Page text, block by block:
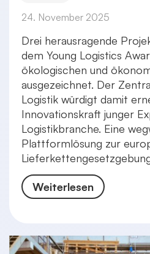
24. November 2025
Drei herausragende
dem Young Logistics
ökologischen und
ausgezeichnet. Der
Logistik würdigt damit
Innovationskraft junger
Logistikbranche. Eine
Plattformlösung zur
Weiterlesen